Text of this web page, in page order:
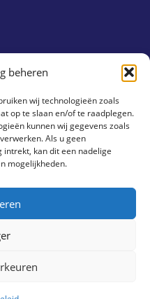
beheren
wij technologieën zoals
op te slaan en/of te raadplegen.
kunnen wij gegevens zoals
Als u geen
kan dit een nadelige
mogelijkheden.